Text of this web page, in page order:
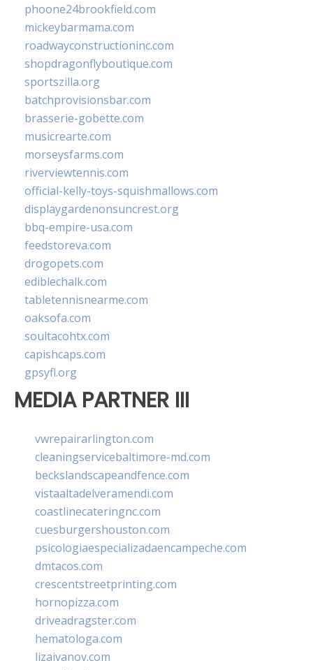
phoone24brookfield.com
mickeybarmama.com
roadwayconstructioninc.com
shopdragonflyboutique.com
sportszilla.org
batchprovisionsbar.com
brasserie-gobette.com
musicrearte.com
morseysfarms.com
riverviewtennis.com
official-kelly-toys-squishmallows.com
displaygardenonsuncrest.org
bbq-empire-usa.com
feedstoreva.com
drogopets.com
ediblechalk.com
tabletennisnearme.com
oaksofa.com
soultacohtx.com
capishcaps.com
gpsyfl.org
MEDIA PARTNER III
vwrepairarlington.com
cleaningservicebaltimore-md.com
beckslandscapeandfence.com
vistaaltadelveramendi.com
coastlinecateringnc.com
cuesburgershouston.com
psicologiaespecializadaencampeche.com
dmtacos.com
crescentstreetprinting.com
hornopizza.com
driveadragster.com
hematologa.com
lizaivanov.com